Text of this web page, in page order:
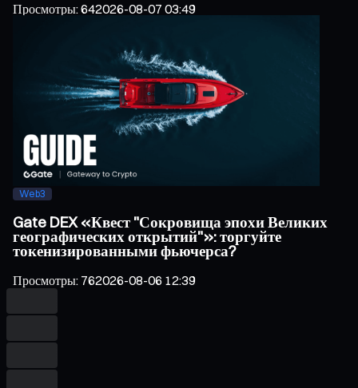
Просмотры:642026-08-07 03:49
Web3
Gate DEX «Квест "Сокровища эпохи Великих
географических открытий"»: торгуйте
токенизированными фьючерса?
Просмотры: 762026-08-06 12:39